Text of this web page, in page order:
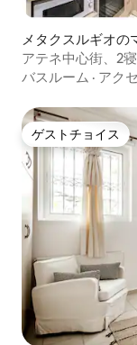
メタクスルギオの
アテネ中心街、2
バスルーム · アク
ゲストチョイス
ゲストチョイス